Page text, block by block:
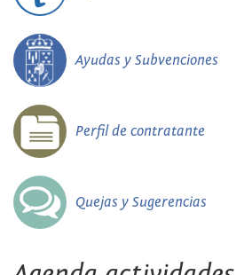
Ayudas y Subvenciones
Perfil de contratante
Quejas y Sugerencias